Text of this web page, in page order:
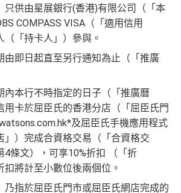
及 DBS Eminent批卡比較容易
/WeChat Pay都有積分！！！無成本
費
DBS提供嘅酒店折扣代碼，先前做過
折code
只供由星展銀行(香港)有限公司（「本
COMPASS VISA（「適用信用
（「持卡人」）參與。
由即日起直至另行通知為止（「推廣
內本行不時指定的日子（「推廣曆
用卡於屈臣氏的香港分店（「屈臣氏門
及屈臣氏手機應用程式
」）完成合資格交易（「合資格交
4條文），可享10%折扣 （「折
扣將計至小數位後兩個位。
乃指於屈臣氏門市或屈臣氏網店完成的